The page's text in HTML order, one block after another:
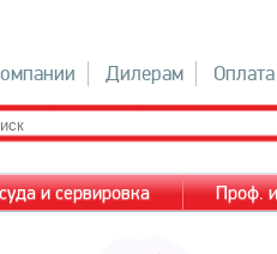
Дилерам Оплата
и сервировка Проф.